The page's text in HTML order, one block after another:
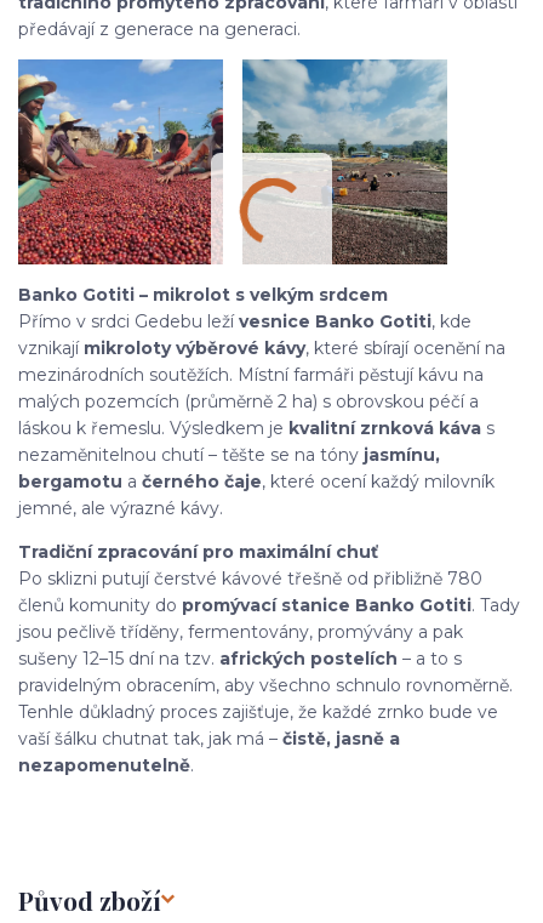
předávají z generace na generaci.
Banko Gotiti – mikrolot s velkým srdcem
Přímo v srdci Gedebu ležívesnice Banko Gotiti, kde
vznikají mikroloty výběrové kávy, které sbírají ocenění na
mezinárodních soutěžích. Místní farmáři pěstují kávu na
malých pozemcích (průměrně 2 ha) s obrovskou péčí a
láskou k řemeslu. Výsledkem je kvalitní zrnková káva s
nezaměnitelnou chutí – těšte se na tóny jasmínu,
bergamotu a černého čaje, které ocení každý milovník
jemné, ale výrazné kávy.
Tradiční zpracování pro maximální chuť
Po sklizni putují čerstvé kávové třešně od přibližně 780
členů komunity do promývací stanice Banko Gotiti. Tady
jsou pečlivě tříděny, fermentovány, promývány a pak
sušeny 12–15 dní na tzv. afrických postelích – a to s
pravidelným obracením, aby všechno schnulo rovnoměrně.
Tenhle důkladný proces zajišťuje, že každé zrnko bude ve
vaší šálku chutnat tak, jak má – čistě, jasně a
nezapomenutelně.
Původ zboží